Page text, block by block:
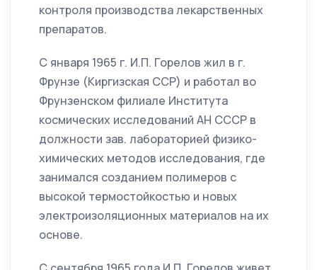
контроля производства лекарственных
препаратов.
С января 1965 г. И.П. Горелов жил в г.
Фрунзе (Киргизская ССР) и работал во
Фрунзенском филиале Института
космических исследований АН СССР в
должности зав. лабораторией физико-
химических методов исследования, где
занимался созданием полимеров с
высокой термостойкостью и новых
электроизоляционных материалов на их
основе.